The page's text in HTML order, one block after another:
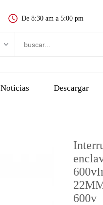
De 8:30 am a 5:00 pm
Noticias Descargar
600v